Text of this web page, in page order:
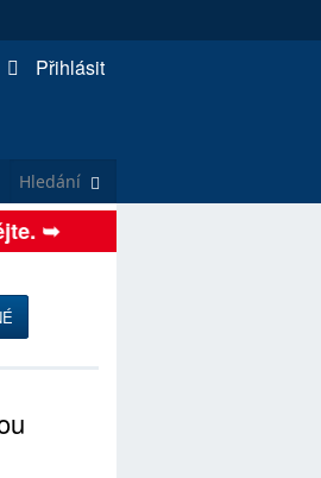
Přihlásit
➥